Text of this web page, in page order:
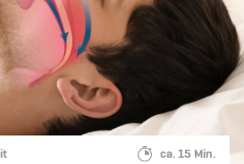
Lesedauer:
ca. 15 Min.